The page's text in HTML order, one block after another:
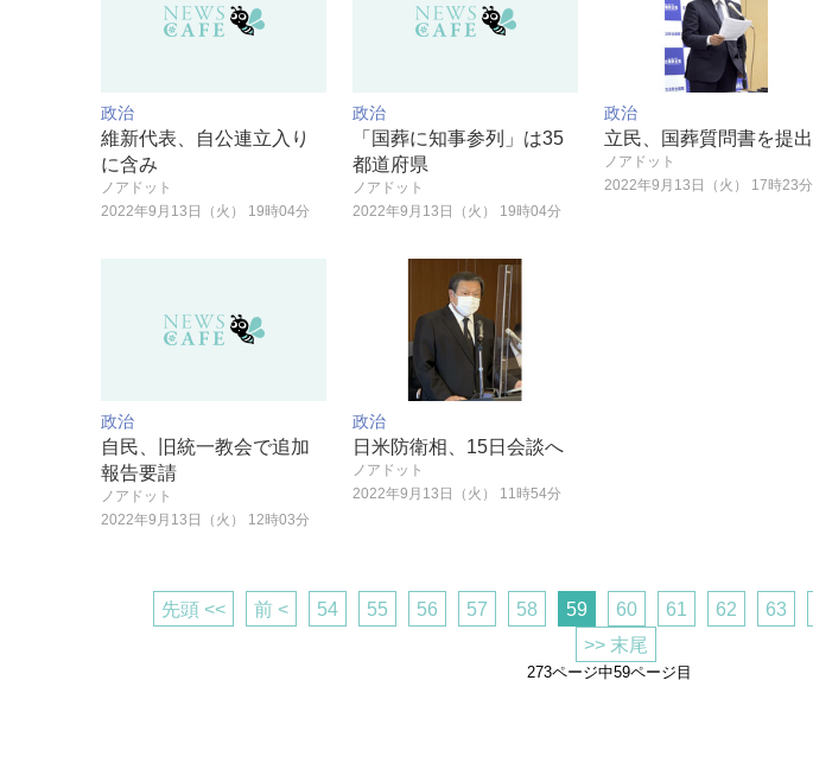
政治
維新代表、自公連立入り
に含み
ノアドット
2022年9月13日（火） 19時04分
政治
「国葬に知事参列」は35
都道府県
ノアドット
2022年9月13日（火） 19時04分
政治
立民、国葬質問書を提出
ノアドット
2022年9月13日（火） 17時23分
政治
自民、旧統一教会で追加
報告要請
ノアドット
2022年9月13日（火） 12時03分
政治
日米防衛相、15日会談へ
ノアドット
2022年9月13日（火） 11時54分
先頭 << 前 < 54 55 56 57 58 59 60 61 62 63
>> 末尾
273ページ中59ページ目